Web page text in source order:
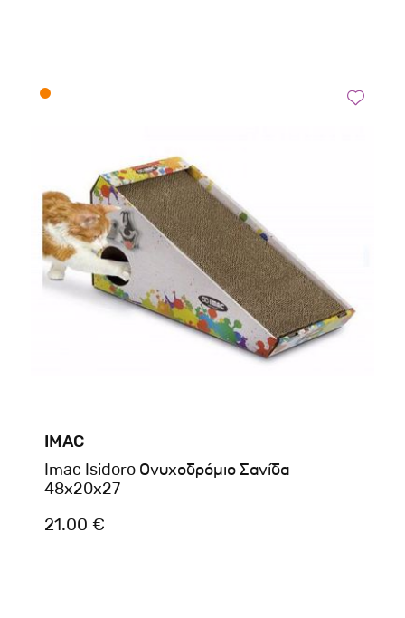
IMAC
Imac Isidoro Ονυχοδρόμιο Σανίδα
48x20x27
21.00 €